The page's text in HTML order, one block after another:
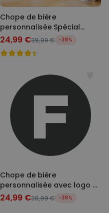
Chope de bière
personnalisée Spécial
Oktoberfest
24,99 €39,99 € -38%
Chope de bière
personnalisée avec logo et
visage
24,99 €39,99 € -38%